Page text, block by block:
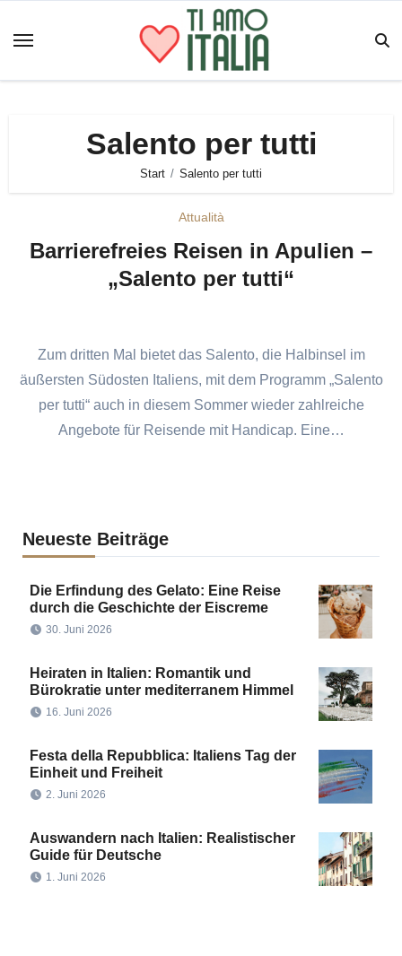
Inhalt
Salento per tutti
Start Salento per tutti
Attualità
Barrierefreies Reisen in Apulien –
„Salento per tutti“
Zum dritten Mal bietet das Salento, die Halbinsel im
äußersten Südosten Italiens, mit dem Programm „Salento
per tutti“ auch in diesem Sommer wieder zahlreiche
Angebote für Reisende mit Handicap. Eine…
Neueste Beiträge
Die Erfindung des Gelato: Eine Reise
durch die Geschichte der Eiscreme
30. Juni 2026
Heiraten in Italien: Romantik und
Bürokratie unter mediterranem Himmel
16. Juni 2026
Festa della Repubblica: Italiens Tag der
Einheit und Freiheit
2. Juni 2026
Auswandern nach Italien: Realistischer
Guide für Deutsche
1. Juni 2026